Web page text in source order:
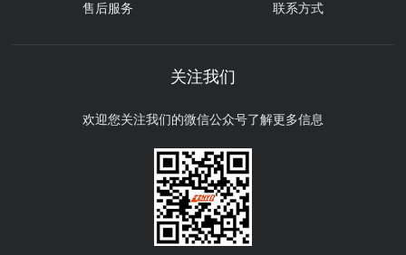
售后服务 联系方式
关注我们
欢迎您关注我们的微信公众号了解更多信息